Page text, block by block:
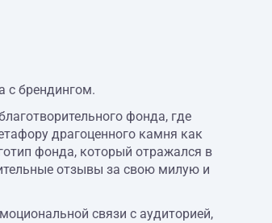
с брендингом.
фонда, где
драгоценного камня как
фонда, который отражался в
отзывы за свою милую и
связи с аудиторией,